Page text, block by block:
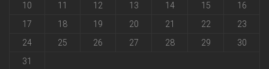
10
11 12 13 14 15
16
17
18 19 20 21 22
23
24
25 26 27 28 29
30
31